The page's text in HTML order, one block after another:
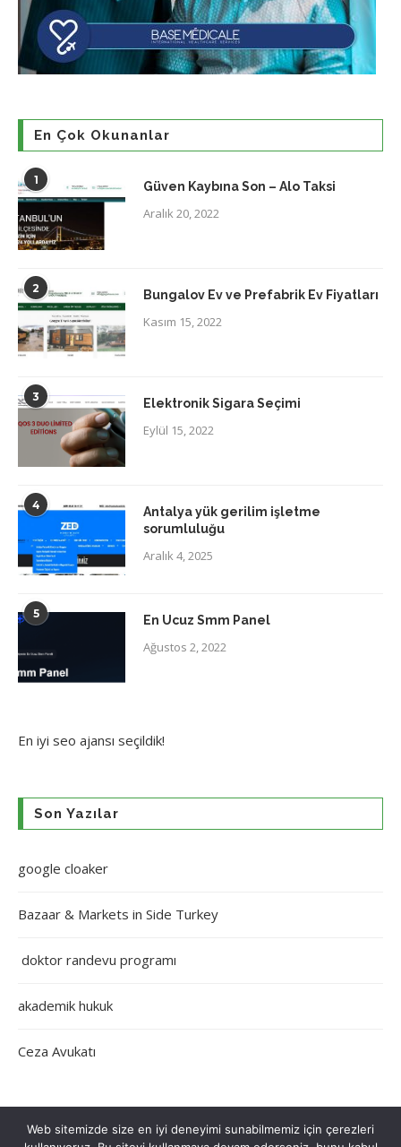
En Çok Okunanlar
1 Güven Kaybına Son – Alo Taksi
Aralık 20, 2022
2 Bungalov Ev ve Prefabrik Ev Fiyatları
Kasım 15, 2022
3 Elektronik Sigara Seçimi
Eylül 15, 2022
4
Antalya yük gerilim işletme
sorumluluğu
Aralık 4, 2025
5 En Ucuz Smm Panel
Ağustos 2, 2022
En iyi seo ajansı seçildik!
Son Yazılar
google cloaker
Bazaar & Markets in Side Turkey
doktor randevu programı
akademik hukuk
Ceza Avukatı
Web sitemizde size en iyi deneyimi sunabilmemiz için çerezleri